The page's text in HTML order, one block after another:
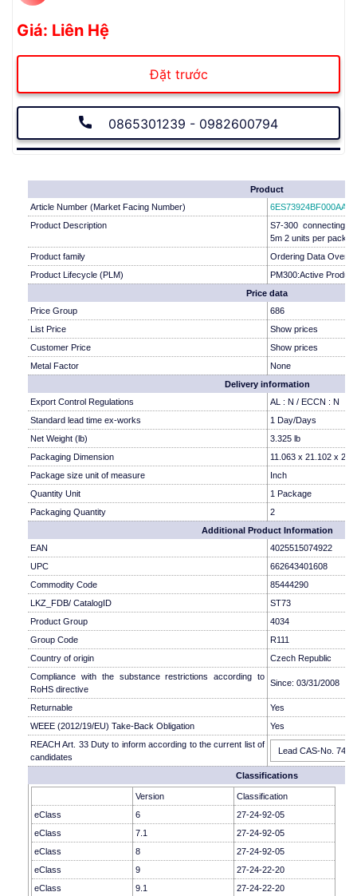
Giá: Liên Hệ
Đặt trước
0865301239 - 0982600794
Product
Article Number (Market Facing Number)
6ES73924BF000AA0
Product Description
S7-300 connecting
5m 2 units per
Product family
Ordering Data
Product Lifecycle (PLM)
PM300:Active Product
Price data
Price Group
686
List Price
Show prices
Customer Price
Show prices
Metal Factor
None
Delivery information
Export Control Regulations
AL : N / ECCN : N
Standard lead time ex-works
1 Day/Days
Net Weight (lb)
3.325 lb
Packaging Dimension
11.063 x 21.102 x
Package size unit of measure
Inch
Quantity Unit
1 Package
Packaging Quantity
2
Additional Product Information
EAN
4025515074922
UPC
662643401608
Commodity Code
85444290
LKZ_FDB/ CatalogID
ST73
Product Group
4034
Group Code
R111
Country of origin
Czech Republic
Compliance with the substance restrictions according to
RoHS directive
Since: 03/31/2008
Returnable
Yes
WEEE (2012/19/EU) Take-Back Obligation
Yes
REACH Art. 33 Duty to inform according to the current list of
candidates
Lead CAS-No.
Classifications
Version
Classification
eClass
6
27-24-92-05
eClass
7.1
27-24-92-05
eClass
8
27-24-92-05
eClass
9
27-24-22-20
eClass
9.1
27-24-22-20